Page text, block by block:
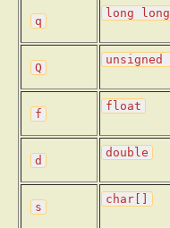
q
long long
Q
unsigned
f
float
d
double
s
char[]